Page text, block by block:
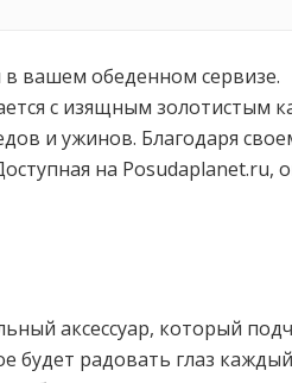
в вашем обеденном сервизе.
с изящным золотистым
и ужинов. Благодаря
на Posudaplanet.ru,
аксессуар, который
будет радовать глаз